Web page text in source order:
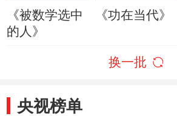
《被数学选中
的人》
《功在当代》
换一批
央视榜单